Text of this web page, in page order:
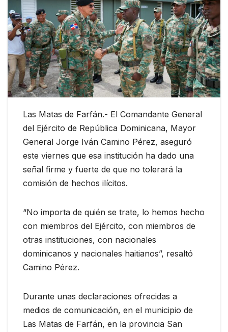
Las Matas de Farfán.- El Comandante General
del Ejército de República Dominicana, Mayor
General Jorge Iván Camino Pérez, aseguró
este viernes que esa institución ha dado una
señal firme y fuerte de que no tolerará la
comisión de hechos ilícitos.
“No importa de quién se trate, lo hemos hecho
con miembros del Ejército, con miembros de
otras instituciones, con nacionales
dominicanos y nacionales haitianos”, resaltó
Camino Pérez.
Durante unas declaraciones ofrecidas a
medios de comunicación, en el municipio de
Las Matas de Farfán, en la provincia San